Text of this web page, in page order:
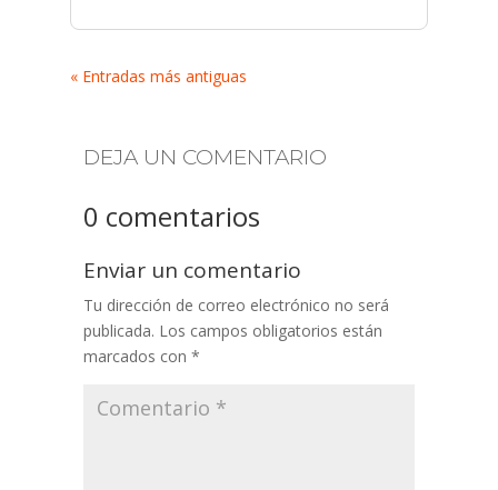
« Entradas más antiguas
DEJA UN COMENTARIO
0 comentarios
Enviar un comentario
Tu dirección de correo electrónico no será
publicada. Los campos obligatorios están
marcados con *